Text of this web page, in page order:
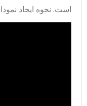
است. نحوه ایجاد